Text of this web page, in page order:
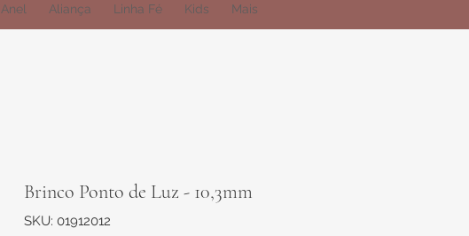
Anel Aliança Linha Fé Kids Mais
Brinco Ponto de Luz - 10,3mm
SKU: 01912012